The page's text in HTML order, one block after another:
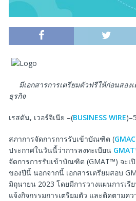
มีเอกสารการเตรียมตัวฟรีให้ก่อนสอง
ธุรกิจ
เรสตัน, เวอร์จิเนีย –(BUSINESS WIRE
สภาการจัดการการรับเข้าบัณฑิต (GMAC
ประกาศในวันนี้ว่าการลงทะเบียน
จัดการการรับเข้าบัณฑิต (GMAT™) จะ
ของปีนี้ นอกจากนี้ เอกสารเตรียมสอบ
มิถุนายน 2023 โดยมีการวางแผนการเ
แจ้งกิจกรรมการเตรียมตัว และติดตามค